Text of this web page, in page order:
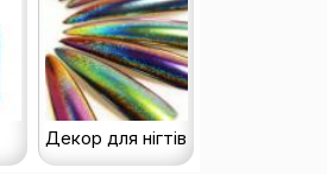
Декор для нігтів